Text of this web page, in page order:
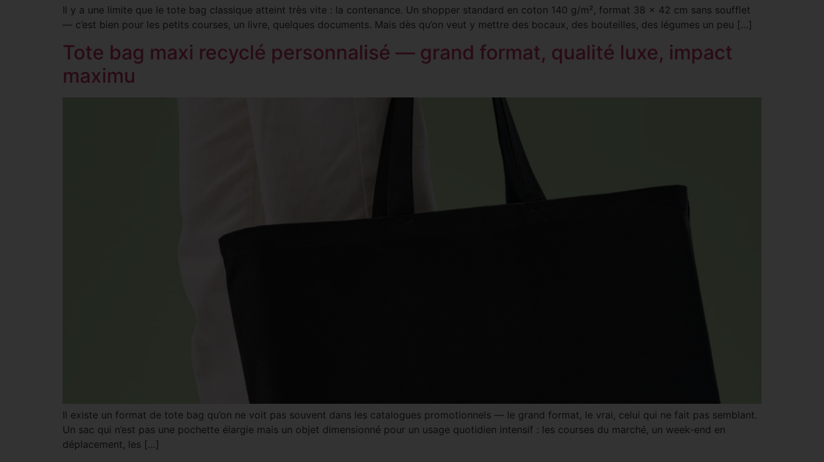
Il y a une limite que le tote bag classique atteint très vite : la contenance. Un shopper standard en coton 140 g/m², format 38 x 42 cm sans soufflet
— c’est bien pour les petits courses, un livre, quelques documents. Mais dès qu’on veut y mettre des bocaux, des bouteilles, des légumes un peu […]
Tote bag maxi recyclé personnalisé — grand format, qualité luxe, impact
maximu
Il existe un format de tote bag qu’on ne voit pas souvent dans les catalogues promotionnels — le grand format, le vrai, celui qui ne fait pas semblant.
Un sac qui n’est pas une pochette élargie mais un objet dimensionné pour un usage quotidien intensif : les courses du marché, un week-end en
déplacement, les […]